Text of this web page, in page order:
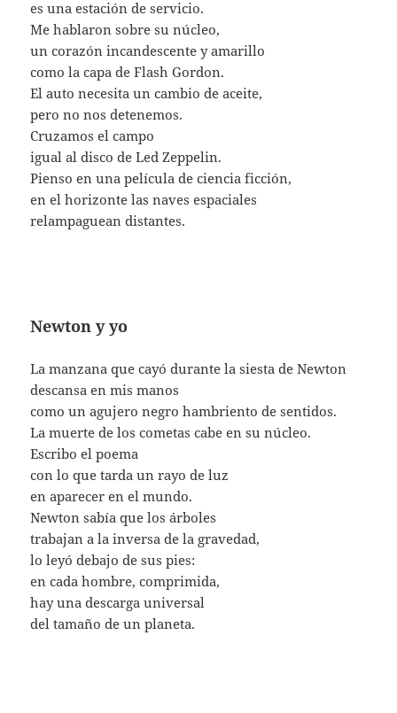
es una estación de servicio.
Me hablaron sobre su núcleo,
un corazón incandescente y amarillo
como la capa de Flash Gordon.
El auto necesita un cambio de aceite,
pero no nos detenemos.
Cruzamos el campo
igual al disco de Led Zeppelin.
Pienso en una película de ciencia ficción,
en el horizonte las naves espaciales
relampaguean distantes.
Newton y yo
La manzana que cayó durante la siesta de Newton
descansa en mis manos
como un agujero negro hambriento de sentidos.
La muerte de los cometas cabe en su núcleo.
Escribo el poema
con lo que tarda un rayo de luz
en aparecer en el mundo.
Newton sabía que los árboles
trabajan a la inversa de la gravedad,
lo leyó debajo de sus pies:
en cada hombre, comprimida,
hay una descarga universal
del tamaño de un planeta.